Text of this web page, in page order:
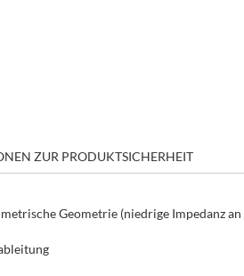
ZUR PRODUKTSICHERHEIT
Geometrie (niedrige Impedanz